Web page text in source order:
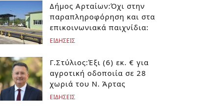
Δήμος Αρταίων:Όχι στην
παραπληροφόρηση και στα
επικοινωνιακά παιχνίδια:
ΕΙΔΗΣΕΙΣ
Γ.Στύλιος:Έξι (6) εκ. € για
αγροτική οδοποιία σε 28
χωριά του Ν. Άρτας
ΕΙΔΗΣΕΙΣ